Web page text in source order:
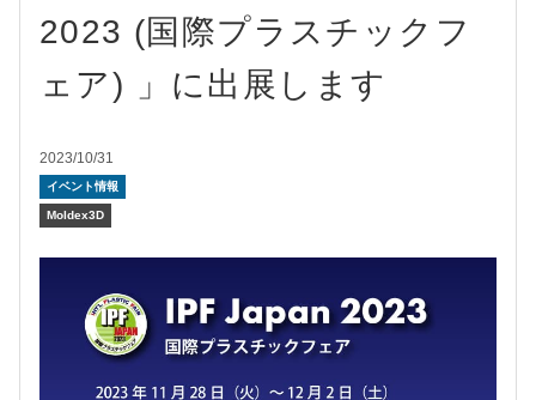
2023 (国際プラスチックフ
ェア) 」に出展します
2023/10/31
イベント情報
Moldex3D